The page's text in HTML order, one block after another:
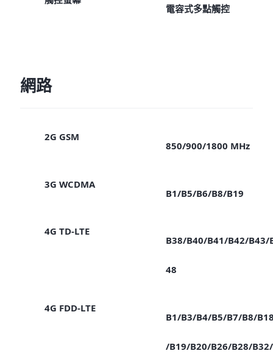
電容式多點觸控
網路
2G GSM
850/900/1800 MHz
3G WCDMA
B1/B5/B6/B8/B19
4G TD-LTE
B38/B40/B41/B42/B43/
48
4G FDD-LTE
B1/B3/B4/B5/B7/B8/
/B19/B20/B26/B28/B32/